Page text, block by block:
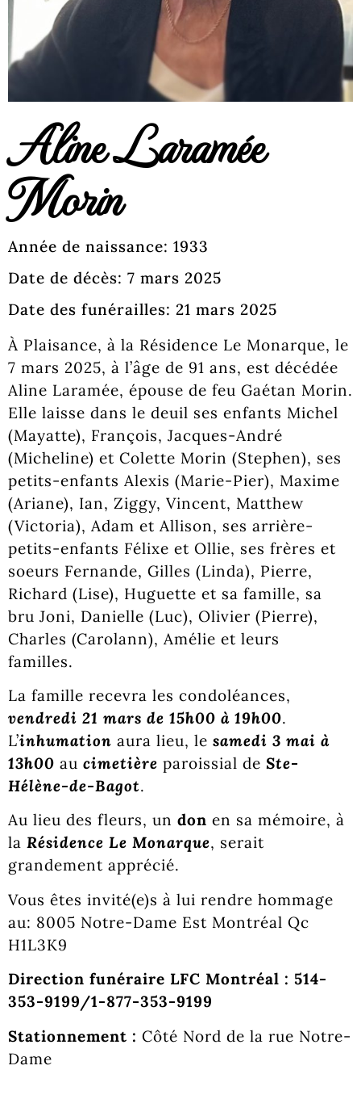
Aline Laramée
Morin
Année de naissance: 1933
Date de décès: 7 mars 2025
Date des funérailles: 21 mars 2025
À Plaisance, à la Résidence Le Monarque, le
7 mars 2025, à l’âge de 91 ans, est décédée
Aline Laramée, épouse de feu Gaétan Morin.
Elle laisse dans le deuil ses enfants Michel
(Mayatte), François, Jacques-André
(Micheline) et Colette Morin (Stephen), ses
petits-enfants Alexis (Marie-Pier), Maxime
(Ariane), Ian, Ziggy, Vincent, Matthew
(Victoria), Adam et Allison, ses arrière-
petits-enfants Félixe et Ollie, ses frères et
soeurs Fernande, Gilles (Linda), Pierre,
Richard (Lise), Huguette et sa famille, sa
bru Joni, Danielle (Luc), Olivier (Pierre),
Charles (Carolann), Amélie et leurs
familles.
La famille recevra les condoléances,
vendredi 21 mars de 15h00 à 19h00.
L’inhumation aura lieu, le samedi 3 mai à
13h00 au cimetière paroissial de Ste-
Hélène-de-Bagot.
Au lieu des fleurs, un don en sa mémoire, à
la Résidence Le Monarque, serait
grandement apprécié.
Vous êtes invité(e)s à lui rendre hommage
au: 8005 Notre-Dame Est Montréal Qc
H1L3K9
Direction funéraire LFC Montréal : 514-
353-9199/1-877-353-9199
Stationnement : Côté Nord de la rue Notre-
Dame